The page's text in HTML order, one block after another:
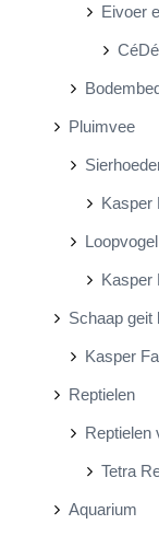
Eivoer
CéDé
Pluimvee
Kasper
Loopvogel
Kasper
Schaap geit
Kasper
Reptielen
Reptielen
Tetra
Aquarium